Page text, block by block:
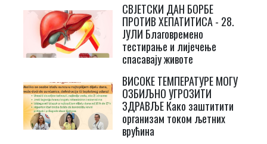
СВЈЕТСКИ ДАН БОРБЕ
ПРОТИВ ХЕПАТИТИСА - 28.
ЈУЛИ Благовремено
тестирање и лијечење
спасавају животе
ВИСОКЕ ТЕМПЕРАТУРЕ МОГУ
ОЗБИЉНО УГРОЗИТИ
ЗДРАВЉЕ Како заштитити
организам током љетних
врућина